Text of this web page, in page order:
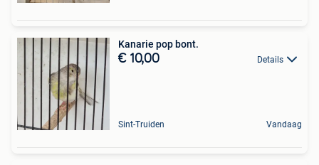
Kanarie pop bont.
€ 10,00 Details
Sint-Truiden Vandaag